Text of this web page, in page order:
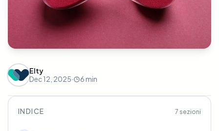
Elty
Dec 12, 2025· 6min
INDICE 7 sezioni